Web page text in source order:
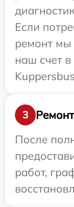
Если
ремонт мы
наш счет
3
После
работ,